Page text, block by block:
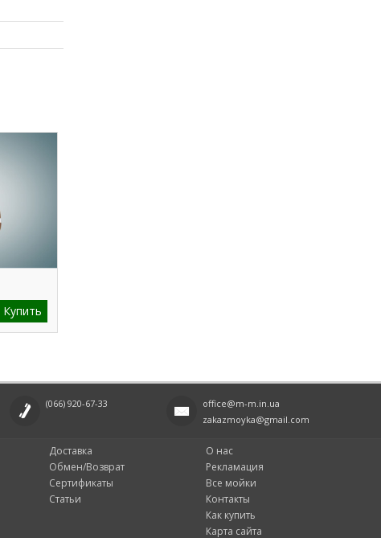
Купить
(066) 920-67-33
office@m-m.in.ua
zakazmoyka@gmail.com
Доставка
Обмен/Возврат
Сертификаты
Статьи
О нас
Рекламация
Все мойки
Контакты
Как купить
Карта сайта